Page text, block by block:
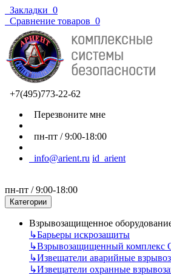
Закладки 0
Сравнение товаров 0
+7(495)773-22-62
Перезвоните мне
пн-пт / 9:00-18:00
info@arient.ru id_arient
пн-пт / 9:00-18:00
Категории
Взрывозащищенное
↳Барьеры искрозащиты
↳Взрывозащищенный
↳Извещатели аварийные
↳Извещатели охранные